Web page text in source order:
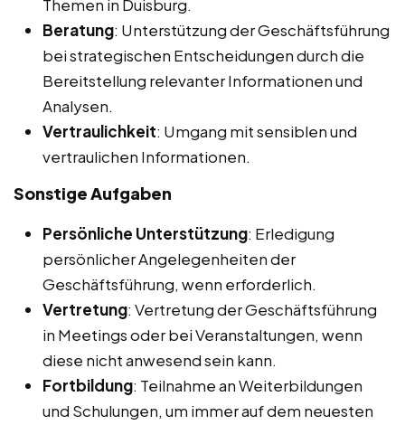
Themen in Duisburg.
Beratung: Unterstützung der Geschäftsführung
bei strategischen Entscheidungen durch die
Bereitstellung relevanter Informationen und
Analysen.
Vertraulichkeit: Umgang mit sensiblen und
vertraulichen Informationen.
Sonstige Aufgaben
Persönliche Unterstützung: Erledigung
persönlicher Angelegenheiten der
Geschäftsführung, wenn erforderlich.
Vertretung: Vertretung der Geschäftsführung
in Meetings oder bei Veranstaltungen, wenn
diese nicht anwesend sein kann.
Fortbildung: Teilnahme an Weiterbildungen
und Schulungen, um immer auf dem neuesten